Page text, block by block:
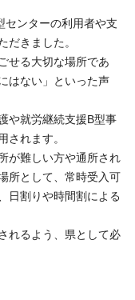
センターの利用者や支
だきました。
せる大切な場所であ
はない」といった声
や就労継続支援B型事
されます。
が難しい方や通所され
所として、常時受入可
日割りや時間割による
れるよう、県として必